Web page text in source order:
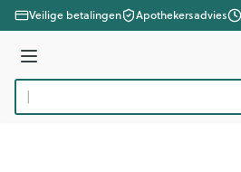
Ga naar de inhoud
Veilige betalingen Apothekersadvies
Menu
Product, merk, categorie...